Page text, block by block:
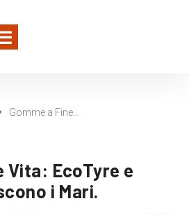
Gomme a Fine…
Vita: EcoTyre e
i Mari.